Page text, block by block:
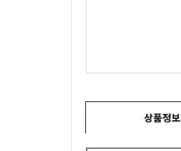
상품정보